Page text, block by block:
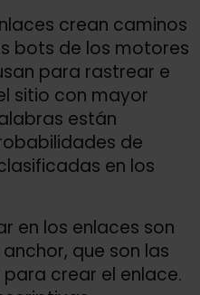
crean caminos
bots de los motores
para rastrear e
sitio con mayor
están
de
en los
en los enlaces son
que son las
crear el enlace.